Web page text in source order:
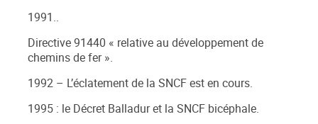
1991..
Directive 91440 « relative au développement de
chemins de fer ».
1992 – L’éclatement de la SNCF est en cours.
1995 : le Décret Balladur et la SNCF bicéphale.